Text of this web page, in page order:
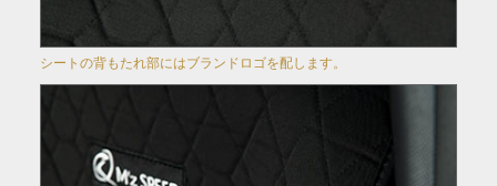
シートの背もたれ部にはブランドロゴを配します。